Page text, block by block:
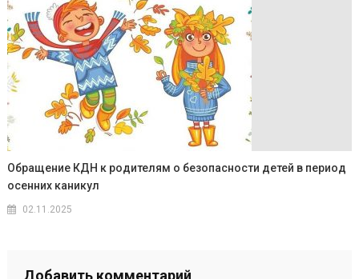
Обращение КДН к родителям о безопасности детей в период
осенних каникул
02.11.2025
Добавить комментарий